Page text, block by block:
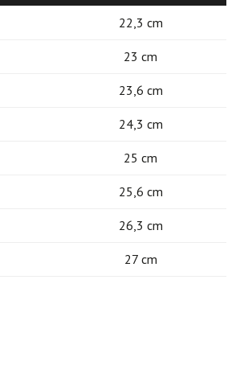
22,3 cm
23 cm
23,6 cm
24,3 cm
25 cm
25,6 cm
26,3 cm
27 cm